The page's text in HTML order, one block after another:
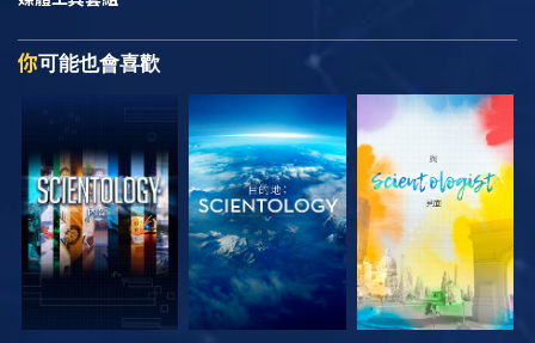
你可能也會喜歡